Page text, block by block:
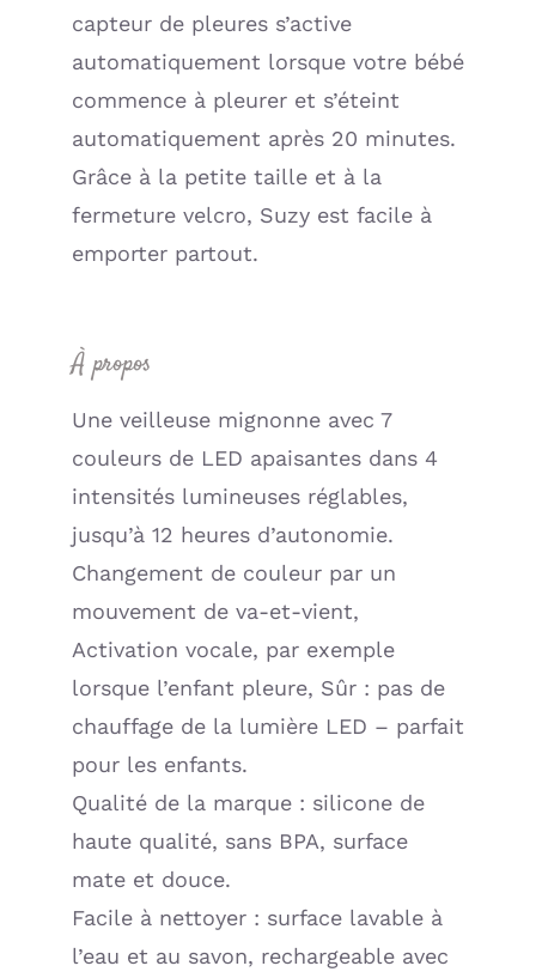
capteur de pleures s’active
automatiquement lorsque votre bébé
commence à pleurer et s’éteint
automatiquement après 20 minutes.
Grâce à la petite taille et à la
fermeture velcro, Suzy est facile à
emporter partout.
À propos
Une veilleuse mignonne avec 7
couleurs de LED apaisantes dans 4
intensités lumineuses réglables,
jusqu’à 12 heures d’autonomie.
Changement de couleur par un
mouvement de va-et-vient,
Activation vocale, par exemple
lorsque l’enfant pleure, Sûr : pas de
chauffage de la lumière LED – parfait
pour les enfants.
Qualité de la marque : silicone de
haute qualité, sans BPA, surface
mate et douce.
Facile à nettoyer : surface lavable à
l’eau et au savon, rechargeable avec